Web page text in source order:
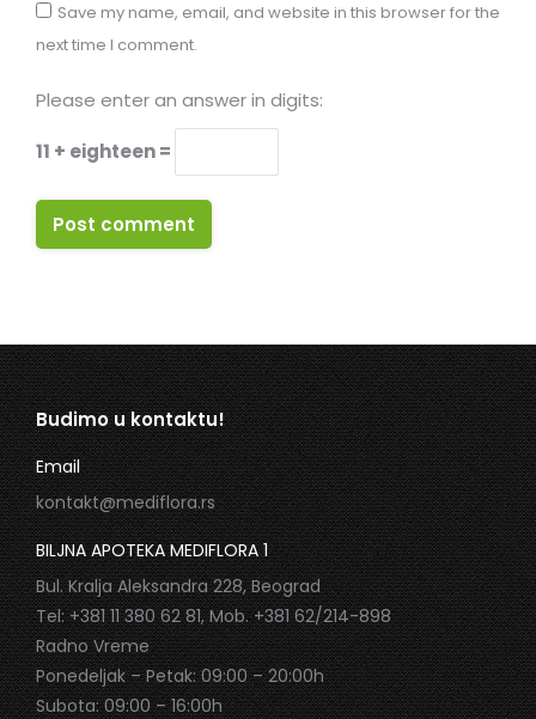
Save my name, email, and website in this browser for the
next time I comment.
Please enter an answer in digits:
11 + eighteen =
Post comment
Budimo u kontaktu!
Email
kontakt@mediflora.rs
BILJNA APOTEKA MEDIFLORA 1
Bul. Kralja Aleksandra 228, Beograd
Tel: +381 11 380 62 81, Mob. +381 62/214-898
Radno Vreme
Ponedeljak – Petak: 09:00 – 20:00h
Subota: 09:00 – 16:00h